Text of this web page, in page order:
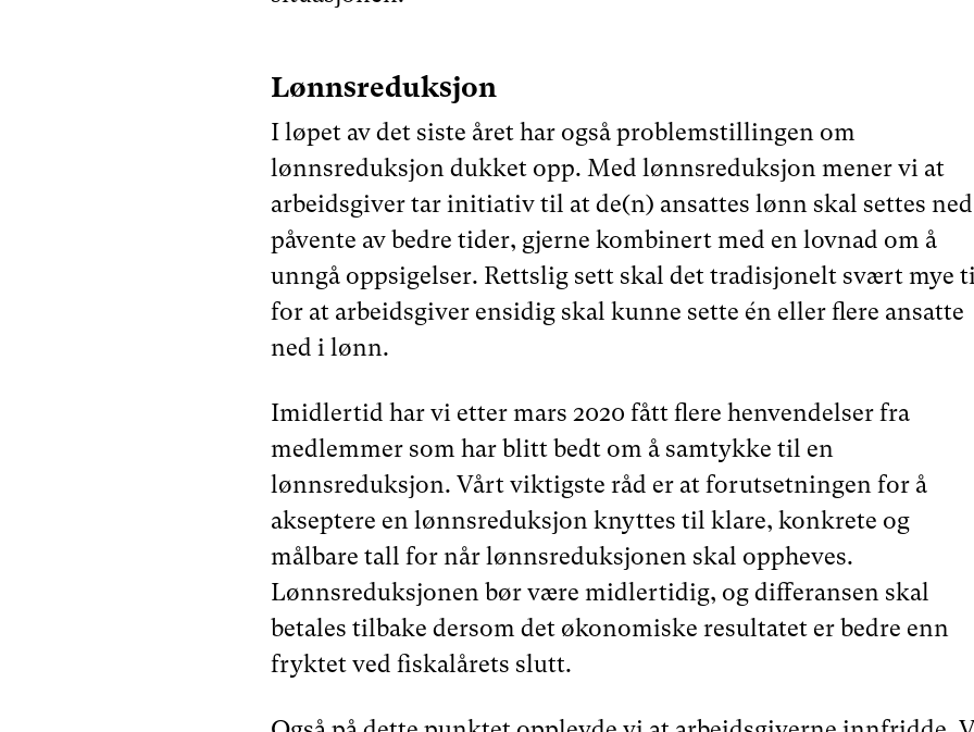
Lønnsreduksjon
I løpet av det siste året har også problemstillingen om
lønnsreduksjon dukket opp. Med lønnsreduksjon mener vi at
arbeidsgiver tar initiativ til at de(n) ansattes lønn skal settes
påvente av bedre tider, gjerne kombinert med en lovnad om å
unngå oppsigelser. Rettslig sett skal det tradisjonelt svært mye
for at arbeidsgiver ensidig skal kunne sette én eller flere ansatte
ned i lønn.
Imidlertid har vi etter mars 2020 fått flere henvendelser fra
medlemmer som har blitt bedt om å samtykke til en
lønnsreduksjon. Vårt viktigste råd er at forutsetningen for å
akseptere en lønnsreduksjon knyttes til klare, konkrete og
målbare tall for når lønnsreduksjonen skal oppheves.
Lønnsreduksjonen bør være midlertidig, og differansen skal
betales tilbake dersom det økonomiske resultatet er bedre enn
fryktet ved fiskalårets slutt.